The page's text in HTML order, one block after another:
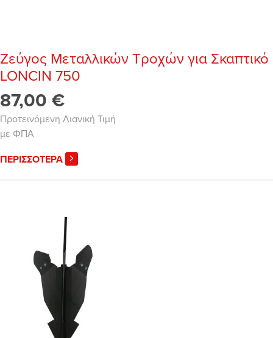
Ζεύγος Μεταλλικών Τροχών για Σκαπτικό
LONCIN 750
87,00 €
Προτεινόμενη Λιανική Τιμή
με ΦΠΑ
ΠΕΡΙΣΣΟΤΕΡΑ